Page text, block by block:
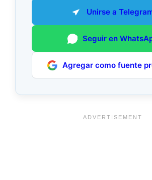
Unirse a
Seguir en
Agregar como fuente